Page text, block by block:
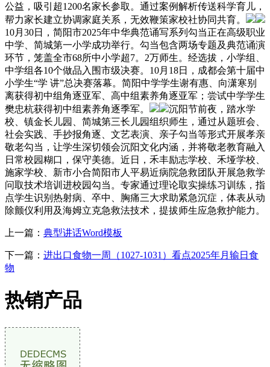
公益，吸引超1200名家长参取。通过案例解析传送科学育儿，
帮力家长建立协调家庭关系，无效鞭策家校社协同共育。
10月30日，简阳市2025年中华典范诵写系列勾当正在高级职业
中学、简城第一小学成功举行。勾当包含两场专题及典范诵演
环节，笼盖全市68所中小学超7。2万师生。经选拔，小学组、
中学组各10个做品入围市级决赛。10月18日，成都会第十届中
小学生“学 讲”总决赛落幕。简阳中学学生谢有惠、向潇寒别
离获得初中组角逐亚军、高中组素养角逐亚军；尝试中学学生
樊忠杭获得初中组素养角逐季军。
沉阳节前夜，踏水学
校、镇金长儿园、简城第三长儿园组织师生，通过从题班会、
社会实践、手抄报角逐、文艺表演、亲子勾当等形式开展孝亲
敬老勾当，让学生深切领会沉阳文化内涵，并将敬老教育融入
日常校园糊口，保守美德。近日，禾丰励志学校、禾垭学校、
施家学校、新市小合简阳市人平易近病院急救团队开展急救学
问取技术培训进校园勾当。专家通过理论取实操练习训练，指
点学生识别热射病、卒中、胸痛三大求助紧急沉症，体表从动
除颤仪利用及海姆立克急救法技术，提拔师生应急救护能力。
上一篇： 典型讲话Word模板
下一篇： 进出口食物一周（1027-1031）看点2025年月输日食
物
热销产品